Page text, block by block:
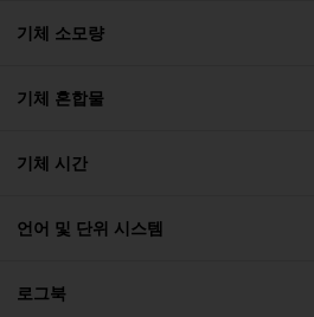
기체 소모량
기체 혼합물
기체 시간
언어 및 단위 시스템
로그북